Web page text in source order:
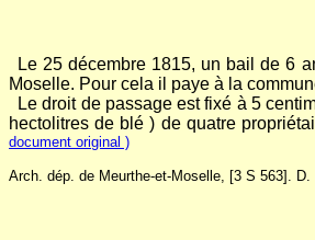
Le 25 décembre 1815, un bail de 6
Moselle. Pour cela il paye à la
Le droit de passage est fixé à 5
hectolitres de blé ) de quatre
document original )
Arch. dép. de Meurthe-et-Moselle, [3 S 563]. D.